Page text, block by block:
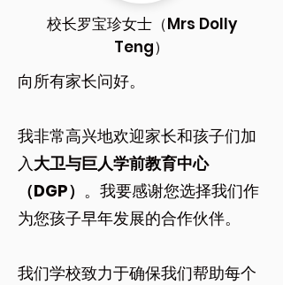
校长罗宝珍女士（Mrs Dolly
Teng）
向所有家长问好。
我非常高兴地欢迎家长和孩子们加
入大卫与巨人学前教育中心
（DGP） 。我要感谢您选择我们作
为您孩子早年发展的合作伙伴。
我们学校致力于确保我们帮助每个